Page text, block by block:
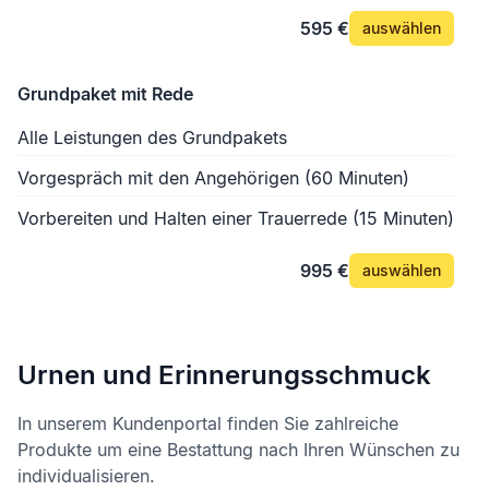
595 € auswählen
Grundpaket mit Rede
Alle Leistungen des Grundpakets
Vorgespräch mit den Angehörigen (60 Minuten)
Vorbereiten und Halten einer Trauerrede (15 Minuten)
995 € auswählen
Urnen und Erinnerungsschmuck
In unserem Kundenportal finden Sie zahlreiche
Produkte um eine Bestattung nach Ihren Wünschen zu
individualisieren.